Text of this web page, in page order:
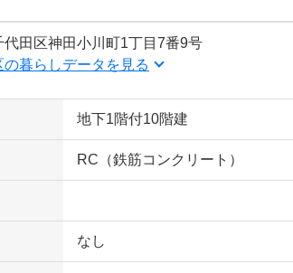
代田区神田小川町1丁目7番9号
の暮らしデータを見る
地下1階付10階建
RC（鉄筋コンクリート）
なし